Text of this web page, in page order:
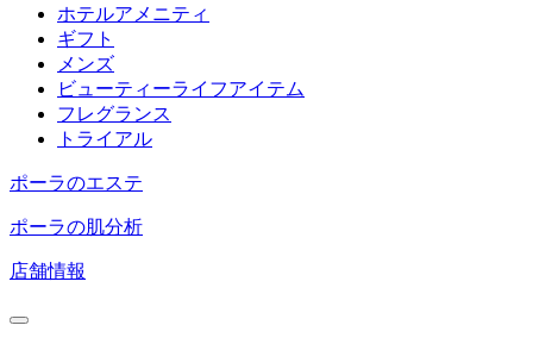
ホテルアメニティ
ギフト
メンズ
ビューティーライフアイテム
フレグランス
トライアル
ポーラのエステ
ポーラの肌分析
店舗情報